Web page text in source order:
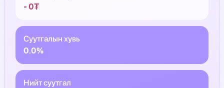
- 0₮
Суутгалын хувь
0.0%
Нийт суутгал